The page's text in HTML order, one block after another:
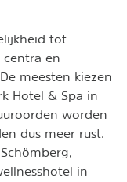
tot
centra en
. De meesten kiezen
Hotel & Spa in
worden
dus meer rust:
in